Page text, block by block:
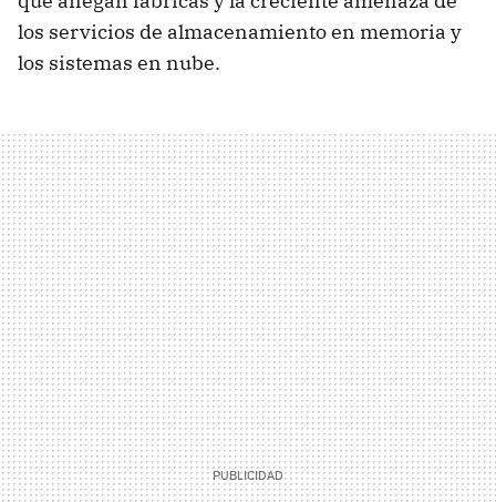
los servicios de almacenamiento en memoria y
los sistemas en nube.